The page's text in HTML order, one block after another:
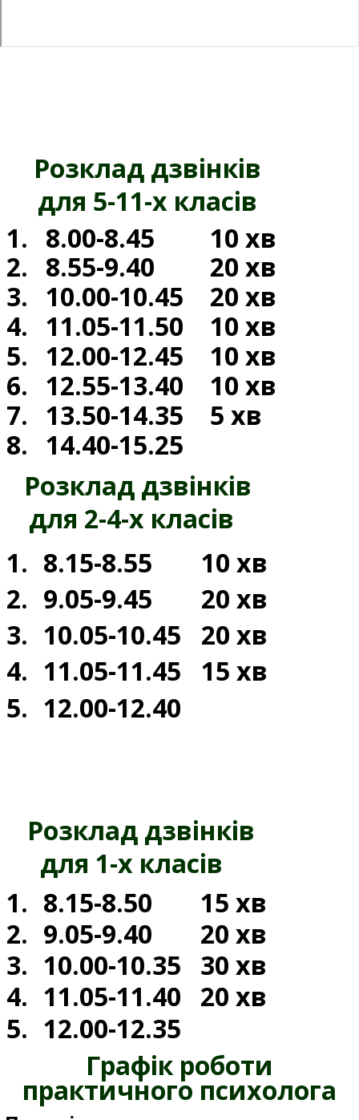
Розклад дзвінків
для 5-11-х класів
1. 8.00-8.45
10 хв
2. 8.55-9.40
20 хв
3. 10.00-10.45
20 хв
4. 11.05-11.50
10 хв
5. 12.00-12.45
10 хв
6. 12.55-13.40
10 хв
7. 13.50-14.35
5 хв
8. 14.40-15.25
Розклад дзвінків
для 2-4-х класів
1. 8.15-8.55
10 хв
2. 9.05-9.45
20 хв
3. 10.05-10.45
20 хв
4. 11.05-11.45
15 хв
5. 12.00-12.40
Розклад дзвінків
для 1-х класів
1. 8.15-8.50
15 хв
2. 9.05-9.40
20 хв
3. 10.00-10.35
30 хв
4. 11.05-11.40
20 хв
5. 12.00-12.35
Графік роботи
практичного психолога